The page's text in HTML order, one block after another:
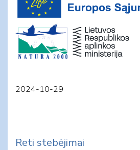
2024-10-29
Reti stebėjimai